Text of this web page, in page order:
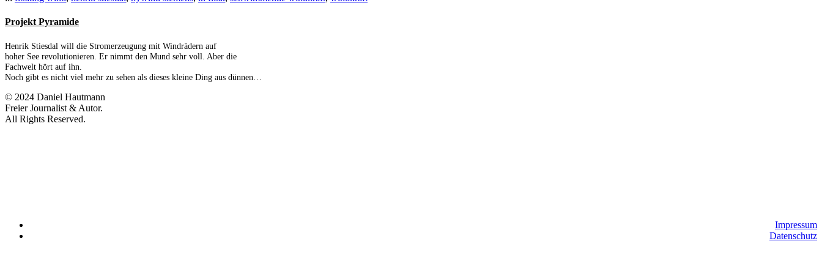
Projekt Pyramide
Henrik Stiesdal will die Stromerzeugung mit Windrädern auf
hoher See revolutionieren. Er nimmt den Mund sehr voll. Aber die
Fachwelt hört auf ihn.
Noch gibt es nicht viel mehr zu sehen als dieses kleine Ding aus dünnen…
© 2024 Daniel Hautmann
Freier Journalist & Autor.
All Rights Reserved.
Impressum
Datenschutz